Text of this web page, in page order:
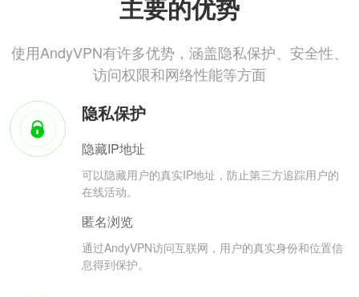
主要的优势
使用AndyVPN有许多优势，涵盖隐私保护、安全性、
访问权限和网络性能等方面
隐私保护
隐藏IP地址
可以隐藏用户的真实IP地址，防止第三方追踪用户的
在线活动。
匿名浏览
通过AndyVPN访问互联网，用户的真实身份和位置信
息得到保护。